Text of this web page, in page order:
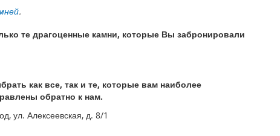
.
те драгоценные камни, которые Вы забронировали
как все, так и те, которые вам наиболее
обратно к нам.
ул. Алексеевская, д. 8/1